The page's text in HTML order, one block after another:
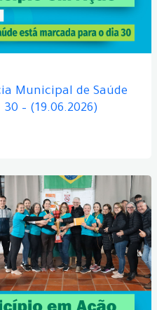
Municipal de Saúde
– (19.06.2026)